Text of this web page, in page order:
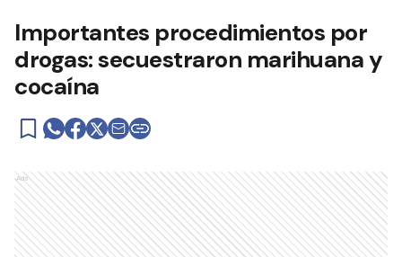
Importantes procedimientos por
drogas: secuestraron marihuana y
cocaína
Ads